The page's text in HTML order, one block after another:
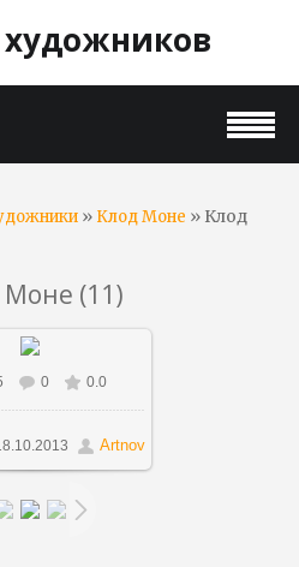
» Клод Моне » Клод
Моне (11)
размере
/ 120.1Kb
0 0.0
Artnov